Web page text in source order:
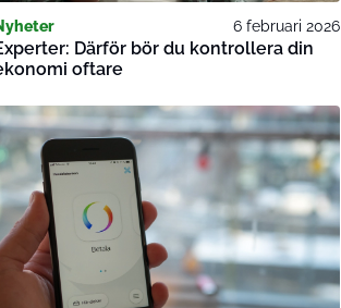
6 februari 2026
Därför bör du kontrollera din
oftare